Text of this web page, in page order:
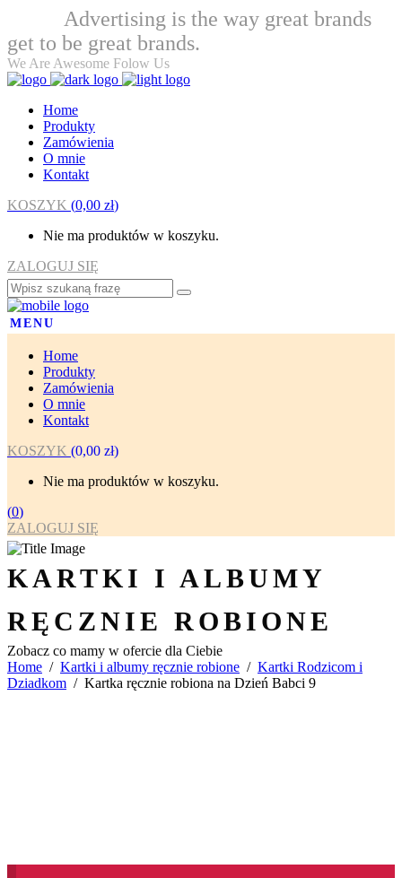
Advertising is the way great brands
get to be great brands.
We Are Awesome Folow Us
Home
Produkty
Zamówienia
O mnie
Kontakt
KOSZYK (0,00 zł)
Nie ma produktów w koszyku.
ZALOGUJ SIĘ
MENU
Home
Produkty
Zamówienia
O mnie
Kontakt
KOSZYK (0,00 zł)
Nie ma produktów w koszyku.
(0)
ZALOGUJ SIĘ
KARTKI I ALBUMY
RĘCZNIE ROBIONE
Zobacz co mamy w ofercie dla Ciebie
Home / Kartki i albumy ręcznie robione / Kartki Rodzicom i
Dziadkom / Kartka ręcznie robiona na Dzień Babci 9